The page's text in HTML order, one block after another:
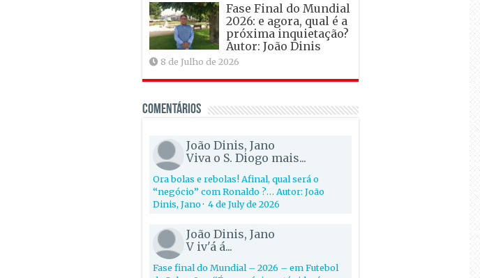
Fase Final do Mundial
2026: e agora, qual é a
próxima inquietação?
Autor: João Dinis
8 de Julho de 2026
Comentários
João Dinis, Jano
Viva o S. Diogo mais...
Ora bolas e rebolas! Afinal, qual será o
“negócio” com Ronaldo ?… Autor: João
Dinis, Jano· 4 de July de 2026
João Dinis, Jano
V iv'á á...
Fase final do Mundial – 2026 – em Futebol